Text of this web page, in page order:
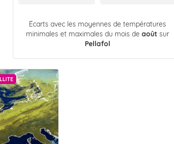
Écarts avec les moyennes de températures
minimales et maximales du mois de août sur
Pellafol